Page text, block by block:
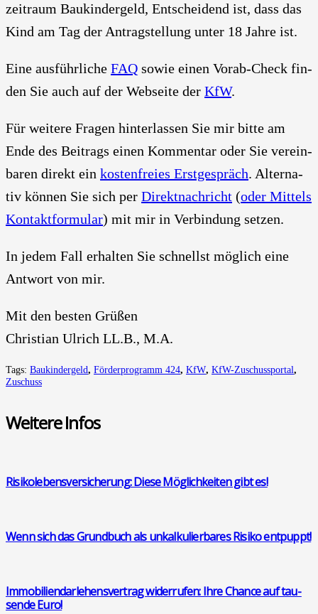
zeitraum Bau­kin­der­geld, Ent­schei­dend ist, dass das
Kind am Tag der Antrag­stellung unter 18 Jah­re ist.
Eine aus­führ­li­che FAQ sowie einen Vor­ab-Check fin­
den Sie auch auf der Web­sei­te der KfW.
Für wei­te­re Fra­gen hin­ter­las­sen Sie mir bit­te am
Ende des Bei­trags einen Kom­men­tar oder Sie ver­ein­
ba­ren direkt ein kos­ten­frei­es Erst­ge­spräch. Alter­na­
tiv kön­nen Sie sich per Direkt­nach­richt (oder Mit­tels
Kon­takt­for­mu­lar) mit mir in Ver­bin­dung set­zen.
In jedem Fall erhal­ten Sie schnellst mög­lich eine
Ant­wort von mir.
Mit den bes­ten Grü­ßen
Chris­ti­an Ulrich LL.B., M.A.
Tags: Baukindergeld, Förderprogramm 424, KfW, KfW-Zuschussportal,
Zuschuss
Wei­te­re Infos
Risi­ko­le­bens­ver­si­che­rung: Die­se Mög­lich­kei­ten gibt es!
Wenn sich das Grund­buch als unkal­ku­lier­ba­res Risi­ko ent­puppt!
Immo­bi­li­en­dar­le­hens­ver­trag wider­ru­fen: Ihre Chan­ce auf tau­
sen­de Euro!